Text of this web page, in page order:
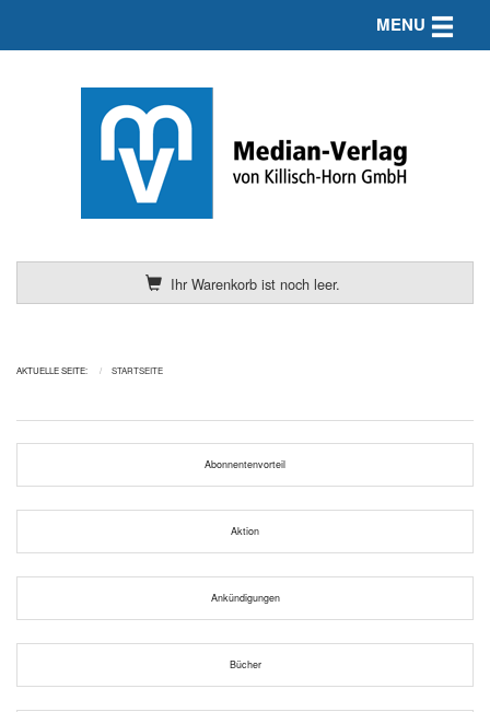
Ihr Warenkorb ist noch leer.
MENU Toggle
AKTUELLE SEITE: STARTSEITE
Abonnentenvorteil
Aktion
Ankündigungen
Bücher